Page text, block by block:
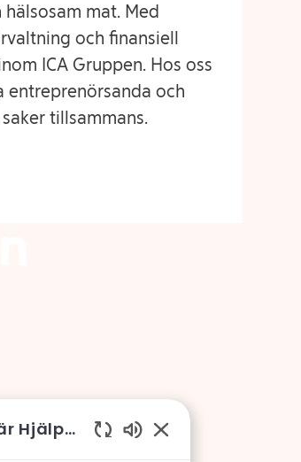
mat. Med
och finansiell
ICA Gruppen. Hos oss
entreprenörsanda och
tillsammans.
ICA Karriär Hjälprobot